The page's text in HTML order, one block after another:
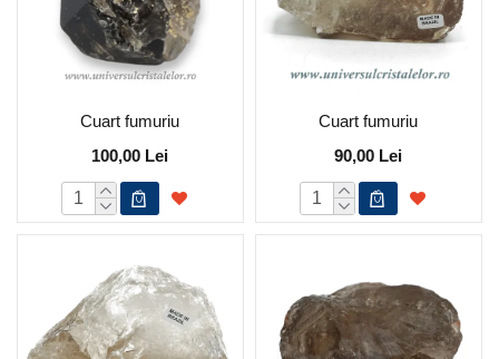
Cuart fumuriu
100,00 Lei
Cuart fumuriu
90,00 Lei